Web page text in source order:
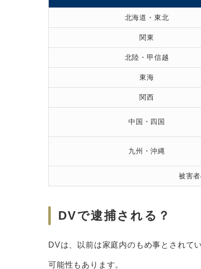
逮捕の回避や早期釈放が期
刑の軽減が期待できる
北海道・東北
関東
北陸・甲信越
東海
関西
中国・四国
九州・沖縄
被害
DVで逮捕される？
DVは、以前は家庭内のもめ事とされて
可能性もあります。